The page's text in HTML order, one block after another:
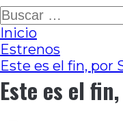
Ir
al
contenido
Buscar:
Inicio
Estrenos
Este es el fin, por
Este es el